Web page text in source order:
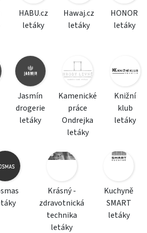
HABU.cz
letáky
Hawaj.cz
letáky
HONOR
letáky
Jasmín
drogerie
letáky
Kamenické
práce
Ondrejka
letáky
Knižní
klub
letáky
Krásný -
zdravotnická
technika
letáky
Kuchyně
SMART
letáky